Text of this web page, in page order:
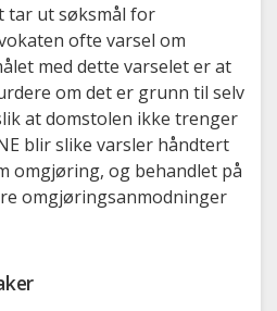
tar ut søksmål for
ofte varsel om
med dette varselet er at
om det er grunn til selv
at domstolen ikke trenger
blir slike varsler håndtert
omgjøring, og behandlet på
omgjøringsanmodninger